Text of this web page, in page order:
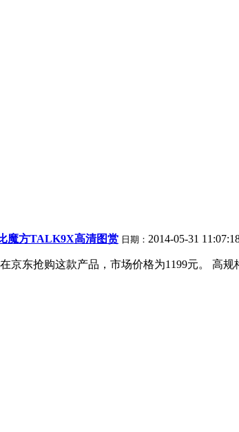
魔方TALK9X高清图赏 日期： 2014-05-31
东抢购这款产品，市场价格为1199元。 高